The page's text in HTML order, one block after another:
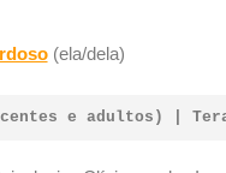
(ela/dela)
e adultos) |